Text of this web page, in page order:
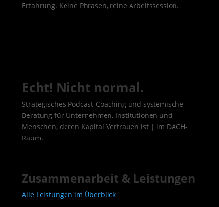
Erfahrung. Keine Phrasen, reine Arbeitssession.
Echt! Nicht normal.
Strategisches Podcast-Coaching und systemische
Beratung für Unternehmen, Institutionen und
Menschen, deren Kapital Vertrauen ist | im DACH-
Raum.
Zusammenarbeit & Leistungen
Alle Leistungen im Überblick